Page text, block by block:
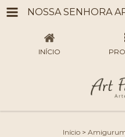
INÍCIO
Início >